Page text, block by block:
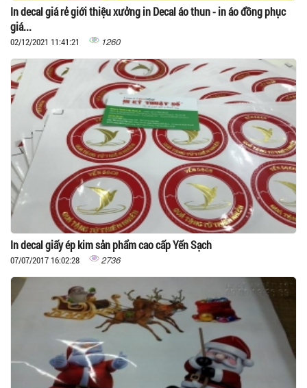
In decal giá rẻ giới thiệu xưởng in Decal áo thun - in áo đồng phục
giá...
02/12/2021 11:41:21 1260
In decal giấy ép kim sản phẩm cao cấp Yến Sạch
07/07/2017 16:02:28 2736